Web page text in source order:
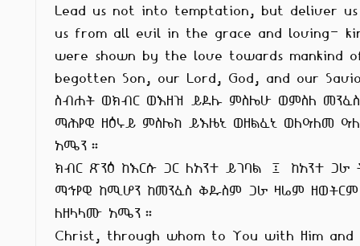
Lead us not into temptation, but deliver us
us from all evil in the grace and loving-
were shown by the love towards mankind
begotten Son, our Lord, God, and our
ስብሐት ወክብር ወእዘዝ ይደሉ ምስሌሁ ወምስለ
ማሕየዊ ዘዕሩይ ምስሌከ ይእዜኒ ወዘልፈኒ ወለዓለመ
አሜን።
ክብር ጽንዕ ከእርሱ ጋር ለአንተ ይገባል ፤ ከአንተ ጋራ
ማኅየዊ ከሚሆን ከመንፈስ ቅዱስም ጋራ ዛሬም ዘወትርም
ለዘላላሙ አሜን።
Christ, through whom to You with Him